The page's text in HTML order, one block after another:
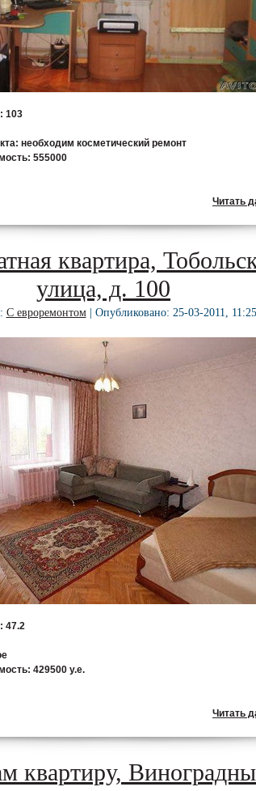
103
необходим косметический ремонт
555000
Читать
квартира,
улица, д. 100
С евроремонтом| Опубликовано: 25-03-2011, 11:25
47.2
429500 у.е.
Читать
квартиру,